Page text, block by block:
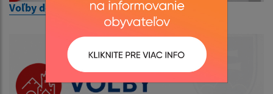
Voľby do orgánov samosprávy obcí 2026